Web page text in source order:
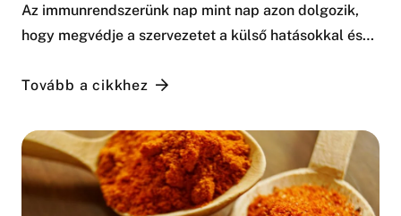
Az immunrendszerünk nap mint nap azon dolgozik,
hogy megvédje a szervezetet a külső hatásokkal és…
Tovább a cikkhez